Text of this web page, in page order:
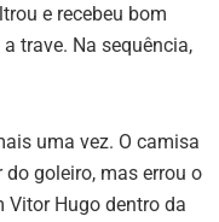
e recebeu bom
trave. Na sequência,
uma vez. O camisa
goleiro, mas errou o
Vitor Hugo dentro da